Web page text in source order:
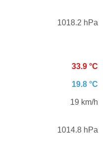
1018.2 hPa
33.9 °C
19.8 °C
19 km/h
1014.8 hPa